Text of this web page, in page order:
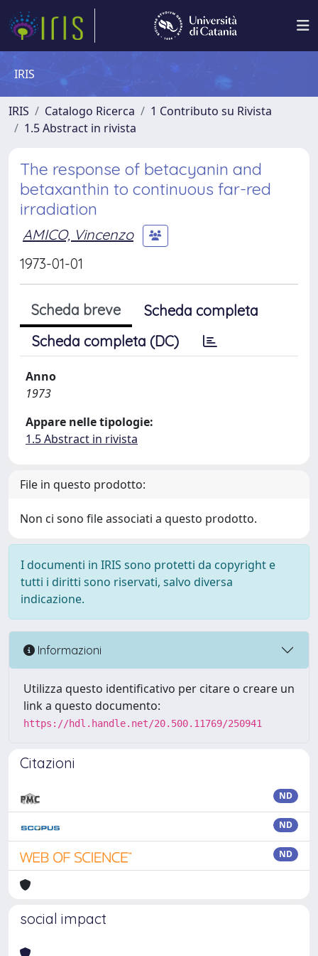
IRIS
IRIS Catalogo Ricerca
1 Contributo su Rivista
1.5 Abstract in rivista
The response of betacyanin and
betaxanthin to continuous far-red
irradiation
AMICO, Vincenzo
1973-01-01
Scheda breve
Scheda completa
Scheda completa (DC)
Anno
1973
Appare nelle tipologie:
1.5 Abstract in rivista
File in questo prodotto:
Non ci sono file associati a questo prodotto.
I documenti in IRIS sono protetti da copyright e
tutti i diritti sono riservati, salvo diversa
indicazione.
Informazioni
Utilizza questo identificativo per citare o creare un
link a questo documento:
https://hdl.handle.net/20.500.11769/250941
Citazioni
ND
ND
ND
social impact